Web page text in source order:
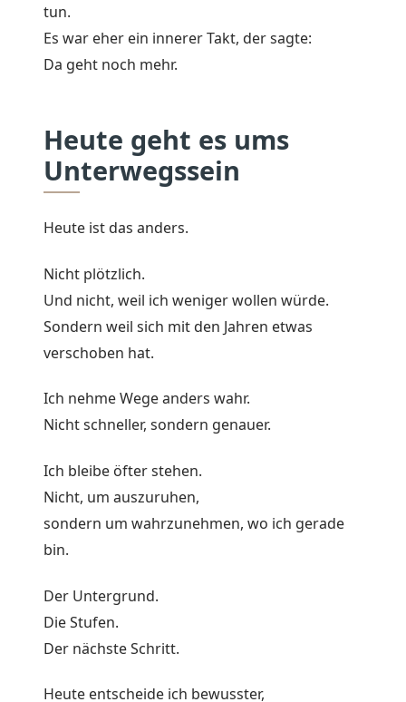
tun.
Es war eher ein innerer Takt, der sagte:
Da geht noch mehr.
Heute geht es ums
Unterwegssein
Heute ist das anders.
Nicht plötzlich.
Und nicht, weil ich weniger wollen würde.
Sondern weil sich mit den Jahren etwas
verschoben hat.
Ich nehme Wege anders wahr.
Nicht schneller, sondern genauer.
Ich bleibe öfter stehen.
Nicht, um auszuruhen,
sondern um wahrzunehmen, wo ich gerade
bin.
Der Untergrund.
Die Stufen.
Der nächste Schritt.
Heute entscheide ich bewusster,